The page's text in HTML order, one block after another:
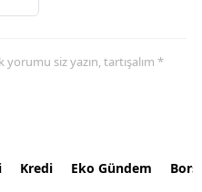
siz yazın, tartışalım *
Kredi Eko Gündem